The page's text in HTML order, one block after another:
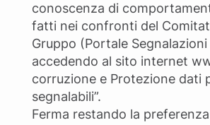
conoscenza di
fatti nei confronti del
Gruppo (Portale
accedendo al sito internet
corruzione e Protezione dati
segnalabili”.
Ferma restando la